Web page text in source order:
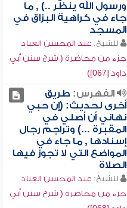
ورسول الله ينظر ..) , ما
جاء في كراهية البزاق في
المسجد
للشيخ: عبد المحسن العباد
جزء من محاضرة ( شرح سنن أبي
داود [067])
الفهرس: طريق
أخرى لحديث: (إن حبي
نهاني أن أصلي في
المقبرة ...) وتراجم رجال
إسنادها , ما جاء في
المواضع التي لا تجوز فيها
الصلاة
للشيخ: عبد المحسن العباد
جزء من محاضرة ( شرح سنن أبي